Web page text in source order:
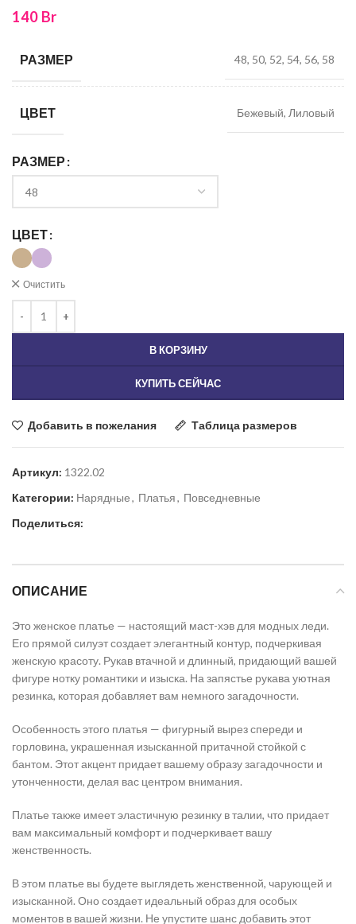
140 Br
РАЗМЕР 48, 50, 52, 54, 56, 58
ЦВЕТ Бежевый, Лиловый
РАЗМЕР
ЦВЕТ
Очистить
В КОРЗИНУ
КУПИТЬ СЕЙЧАС
Добавить в пожелания Таблица размеров
Артикул: 1322.02
Категории: Нарядные, Платья, Повседневные
Поделиться:
ОПИСАНИЕ
Это женское платье — настоящий маст-хэв для модных леди.
Его прямой силуэт создает элегантный контур, подчеркивая
женскую красоту. Рукав втачной и длинный, придающий вашей
фигуре нотку романтики и изыска. На запястье рукава уютная
резинка, которая добавляет вам немного загадочности.
Особенность этого платья — фигурный вырез спереди и
горловина, украшенная изысканной притачной стойкой с
бантом. Этот акцент придает вашему образу загадочности и
утонченности, делая вас центром внимания.
Платье также имеет эластичную резинку в талии, что придает
вам максимальный комфорт и подчеркивает вашу
женственность.
В этом платье вы будете выглядеть женственной, чарующей и
изысканной. Оно создает идеальный образ для особых
моментов в вашей жизни. Не упустите шанс добавить этот